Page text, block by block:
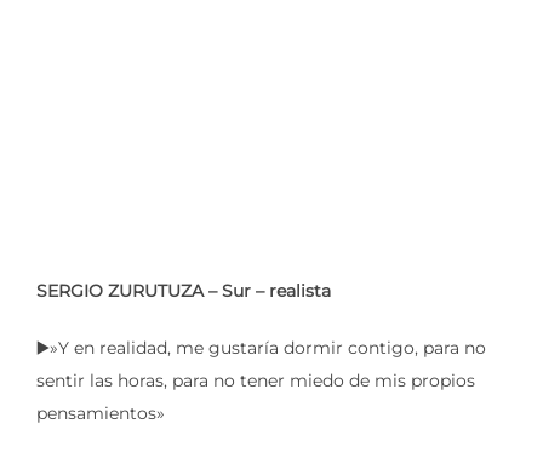
SERGIO ZURUTUZA – Sur – realista
▶️»Y en realidad, me gustaría dormir contigo, para no
sentir las horas, para no tener miedo de mis propios
pensamientos»